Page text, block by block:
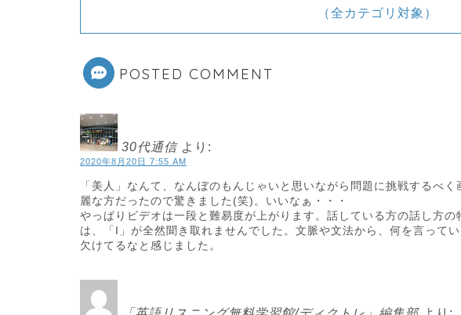
（全カテゴリ対象）
POSTED COMMENT
30代通信 より:
2020年8月20日 7:55 AM
「美人」なんて、なんぼのもんじゃいと思いながら問題に挑戦するべ
麗な方だったので驚きました(笑)。いいなぁ・・・
やっぱりビデオは一段と難易度が上がります。話している方の話し方
は、「I」が全然聞き取れませんでした。文脈や文法から、何を言って
欠けてるなと感じました。